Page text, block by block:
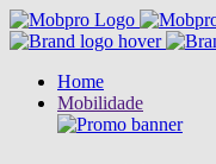
Home
Mobilidade